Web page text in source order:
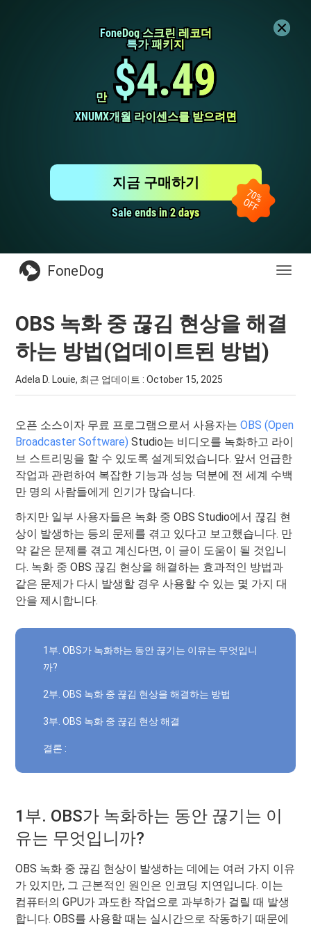
FoneDog 스크린 레코더
FoneDog 스크린 레코더
특가 패키지
특가 패키지
만
만 $4.49
$4.49
XNUMX개월 라이센스를 받으려면
XNUMX개월 라이센스를 받으려면
Sale ends in 2 days
Sale ends in 2 days
지금 구매하기
전
FoneDog
OBS 녹화 중 끊김 현상을 해결
하는 방법(업데이트된 방법)
Adela D. Louie, 최근 업데이트 :October 15, 2025
오픈 소스이자 무료 프로그램으로서 사용자는OBS (Open
Broadcaster Software) Studio는 비디오를 녹화하고 라이
브 스트리밍을 할 수 있도록 설계되었습니다. 앞서 언급한
작업과 관련하여 복잡한 기능과 성능 덕분에 전 세계 수백
만 명의 사람들에게 인기가 많습니다.
하지만 일부 사용자들은 녹화 중 OBS Studio에서 끊김 현
상이 발생하는 등의 문제를 겪고 있다고 보고했습니다. 만
약 같은 문제를 겪고 계신다면, 이 글이 도움이 될 것입니
다. 녹화 중 OBS 끊김 현상을 해결하는 효과적인 방법과
같은 문제가 다시 발생할 경우 사용할 수 있는 몇 가지 대
안을 제시합니다.
1부. OBS가 녹화하는 동안 끊기는 이유는 무엇입니
까?
2부. OBS 녹화 중 끊김 현상을 해결하는 방법
3부. OBS 녹화 중 끊김 현상 해결
결론 :
1부. OBS가 녹화하는 동안 끊기는 이
유는 무엇입니까?
OBS 녹화 중 끊김 현상이 발생하는 데에는 여러 가지 이유
가 있지만, 그 근본적인 원인은 인코딩 지연입니다. 이는
컴퓨터의 GPU가 과도한 작업으로 과부하가 걸릴 때 발생
합니다. OBS를 사용할 때는 실시간으로 작동하기 때문에